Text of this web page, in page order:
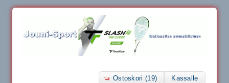
Ostoskori (19) Kassalle